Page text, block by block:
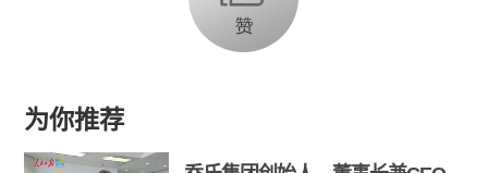
为你推荐